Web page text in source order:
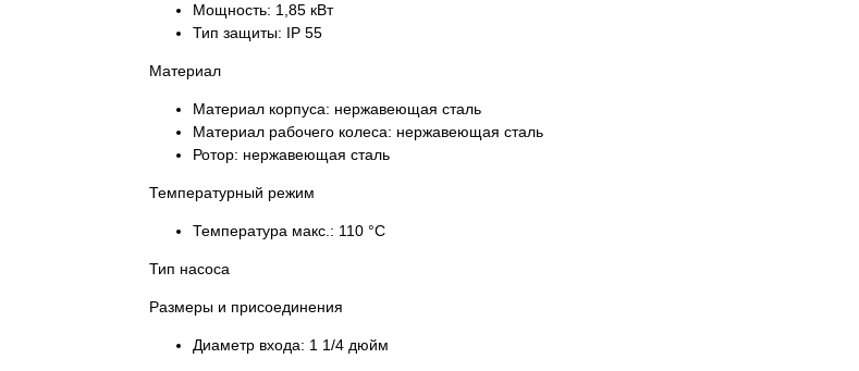
Мощность: 1,85 кВт
Тип защиты: IP 55
Материал
Материал корпуса: нержавеющая сталь
Материал рабочего колеса: нержавеющая сталь
Ротор: нержавеющая сталь
Температурный режим
Температура макс.: 110 °С
Тип насоса
Размеры и присоединения
Диаметр входа: 1 1/4 дюйм